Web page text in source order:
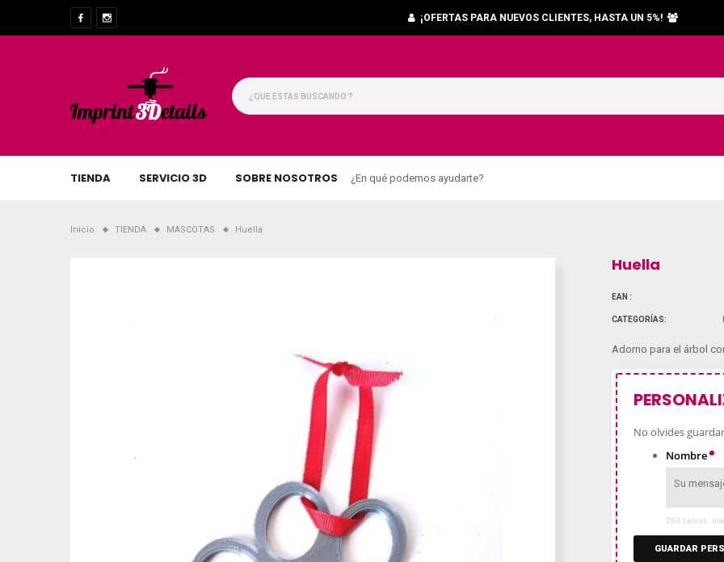
¡OFERTAS PARA NUEVOS CLIENTES, HASTA UN 5%!
TIENDA SERVICIO 3D SOBRE NOSOTROS ¿En qué podemos ayudarte?
Inicio TIENDA MASCOTAS Huella
Huella
EAN :
CATEGORÍAS:
Adorno para el árbol
No olvides
Nombre
250 Letras.
GUARDAR